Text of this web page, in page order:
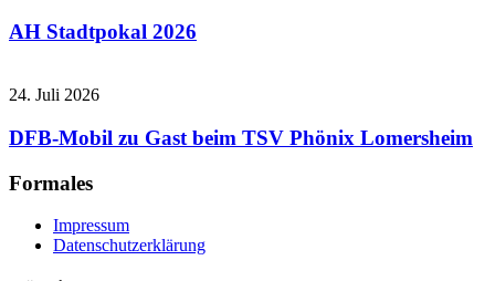
AH Stadtpokal 2026
24. Juli 2026
DFB-Mobil zu Gast beim TSV Phönix Lomersheim
Formales
Impressum
Datenschutzerklärung